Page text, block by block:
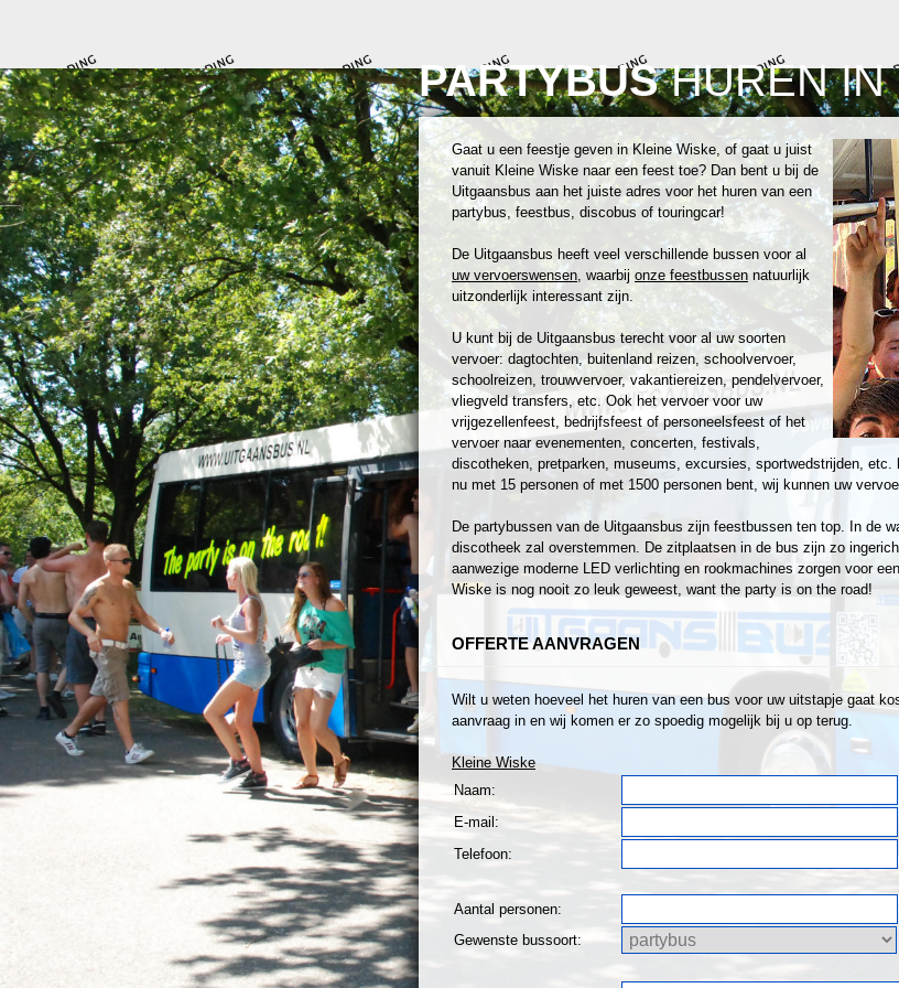
PARTYBUSHUREN IN
Gaat u een feestje geven in Kleine Wiske, of gaat u juist
vanuit Kleine Wiske naar een feest toe? Dan bent u bij de
Uitgaansbus aan het juiste adres voor het huren van een
partybus, feestbus, discobus of touringcar!
De Uitgaansbus heeft veel verschillende bussen voor al
uw vervoerswensen, waarbij onze feestbussen natuurlijk
uitzonderlijk interessant zijn.
U kunt bij de Uitgaansbus terecht voor al uw soorten
vervoer: dagtochten, buitenland reizen, schoolvervoer,
schoolreizen, trouwvervoer, vakantiereizen, pendelvervoer,
vliegveld transfers, etc. Ook het vervoer voor uw
vrijgezellenfeest, bedrijfsfeest of personeelsfeest of het
vervoer naar evenementen, concerten, festivals,
discotheken, pretparken, museums, excursies, sportwedstrijden,
nu met 15 personen of met 1500 personen bent, wij kunnen uw
De partybussen van de Uitgaansbus zijn feestbussen ten top. In de
discotheek zal overstemmen. De zitplaatsen in de bus zijn zo
aanwezige moderne LED verlichting en rookmachines zorgen voor
Wiske is nog nooit zo leuk geweest, want the party is on the road!
OFFERTE AANVRAGEN
Wilt u weten hoeveel het huren van een bus voor uw uitstapje gaat
aanvraag in en wij komen er zo spoedig mogelijk bij u op terug.
Kleine Wiske
Naam:
E-mail:
Telefoon:
Aantal personen:
Gewenste bussoort: